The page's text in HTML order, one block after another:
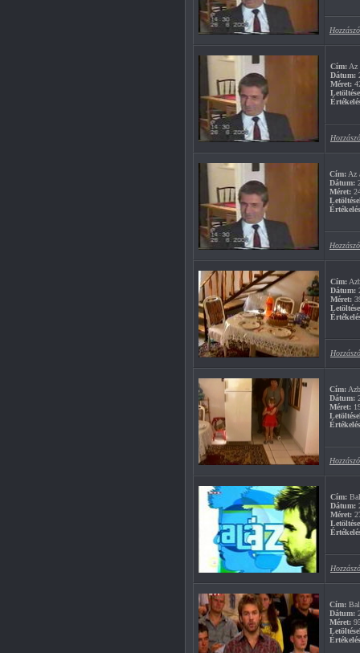
Cím: Az
Dátum:
Méret:
Cím: Az
Dátum:
Méret:
Cím:
Dátum:
Méret:
Cím:
Dátum:
Méret:
Cím:
Dátum:
Méret:
Cím:
Dátum:
Méret: